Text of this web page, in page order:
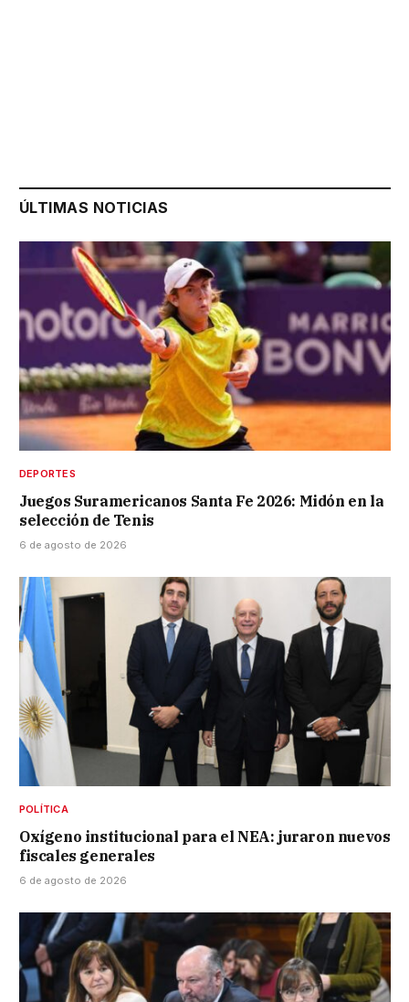
ÚLTIMAS NOTICIAS
DEPORTES
Juegos Suramericanos Santa Fe 2026: Midón en la
selección de Tenis
6 de agosto de 2026
POLÍTICA
Oxígeno institucional para el NEA: juraron nuevos
fiscales generales
6 de agosto de 2026